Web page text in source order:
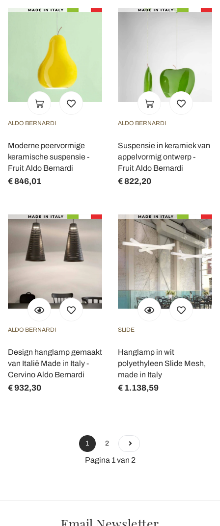
ALDO BERNARDI
Moderne peervormige
keramische suspensie -
Fruit Aldo Bernardi
€ 846,01
ALDO BERNARDI
Suspensie in keramiek van
appelvormig ontwerp -
Fruit Aldo Bernardi
€ 822,20
ALDO BERNARDI
Design hanglamp gemaakt
van Italië Made in Italy -
Cervino Aldo Bernardi
€ 932,30
SLIDE
Hanglamp in wit
polyethyleen Slide Mesh,
made in Italy
€ 1.138,59
1 2
Pagina 1 van 2